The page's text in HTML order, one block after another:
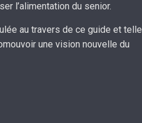
l’alimentation du senior.
au travers de ce guide et telle
une vision nouvelle du